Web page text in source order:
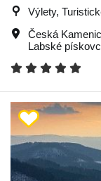
Výlety,
Česká
Labské